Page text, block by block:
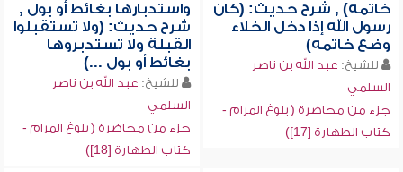
خاتمه) , شرح حديث: (كان
رسول الله إذا دخل الخلاء
وضع خاتمه)
للشيخ: عبد الله بن ناصر
السلمي
جزء من محاضرة ( بلوغ المرام -
كتاب الطهارة [17])
واستدبارها بغائط أو بول ,
شرح حديث: (ولا تستقبلوا
القبلة ولا تستدبروها
بغائط أو بول ...)
للشيخ: عبد الله بن ناصر
السلمي
جزء من محاضرة ( بلوغ المرام -
كتاب الطهارة [18])